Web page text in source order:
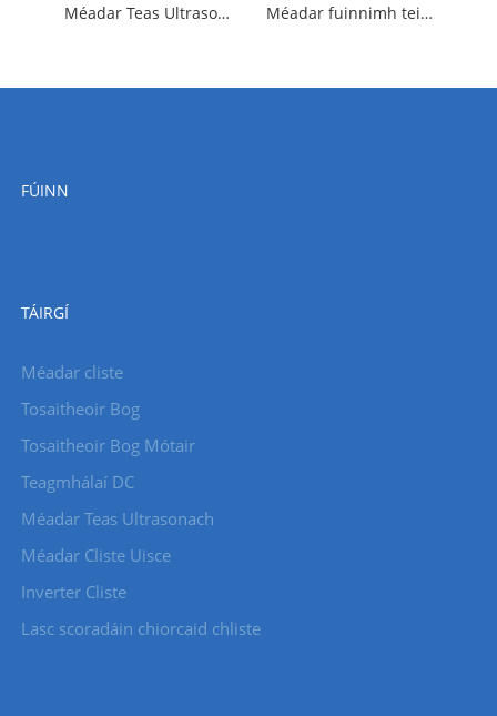
Méadar Teas Ultrasoinc Cliste le haghaidh Córas Téimh agus Fuarú Méadar fuinnimh teirmeach don chóras teasa agus fuaraithe
FÚINN
TÁIRGÍ
Méadar cliste
Tosaitheoir Bog
Tosaitheoir Bog Mótair
Teagmhálaí DC
Méadar Teas Ultrasonach
Méadar Cliste Uisce
Inverter Cliste
Lasc scoradáin chiorcaid chliste